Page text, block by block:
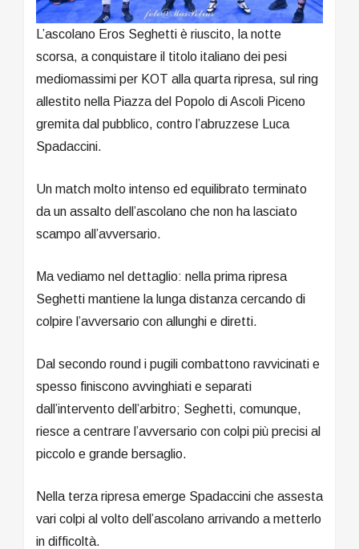
L’ascolano Eros Seghetti è riuscito, la notte
scorsa, a conquistare il titolo italiano dei pesi
mediomassimi per KOT alla quarta ripresa, sul ring
allestito nella Piazza del Popolo di Ascoli Piceno
gremita dal pubblico, contro l’abruzzese Luca
Spadaccini.
Un match molto intenso ed equilibrato terminato
da un assalto dell’ascolano che non ha lasciato
scampo all’avversario.
Ma vediamo nel dettaglio: nella prima ripresa
Seghetti mantiene la lunga distanza cercando di
colpire l’avversario con allunghi e diretti.
Dal secondo round i pugili combattono ravvicinati e
spesso finiscono avvinghiati e separati
dall’intervento dell’arbitro; Seghetti, comunque,
riesce a centrare l’avversario con colpi più precisi al
piccolo e grande bersaglio.
Nella terza ripresa emerge Spadaccini che assesta
vari colpi al volto dell’ascolano arrivando a metterlo
in difficoltà.